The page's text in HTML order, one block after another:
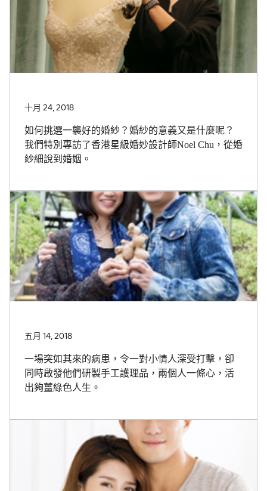
十月 24, 2018
如何挑選一襲好的婚紗？婚紗的意義又是什麼呢？
我們特別專訪了香港星級婚妙設計師Noel Chu，從婚
紗細說到婚姻。
五月 14, 2018
一場突如其來的病患，令一對小情人深受打擊，卻
同時啟發他們研製手工護理品，兩個人一條心，活
出夠薑綠色人生。